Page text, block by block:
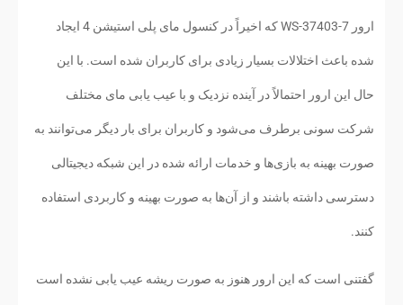
ارور WS-37403-7 که اخیراً در کنسول مای پلی استیشن 4 ایجاد
شده باعث اختلالات بسیار زیادی برای کاربران شده است. با این
حال این ارور احتمالاً در آینده نزدیک و با عیب یابی مای مختلف
شرکت سونی برطرف می‌شود و کاربران برای بار دیگر می‌توانند به
صورت بهینه به بازی‌ها و خدمات ارائه شده در این شبکه دیجیتالی
دسترسی داشته باشند و از آن‌ها به صورت بهینه و کاربردی استفاده
کنند.
گفتنی است که این ارور هنوز به صورت ریشه عیب یابی نشده است